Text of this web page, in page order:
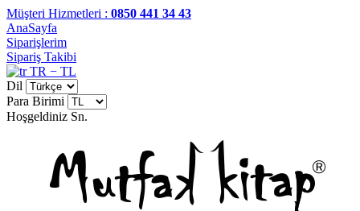
Müşteri Hizmetleri : 0850 441 34 43
AnaSayfa
Siparişlerim
Sipariş Takibi
TR − TL
Dil
Para Birimi
Hoşgeldiniz Sn.